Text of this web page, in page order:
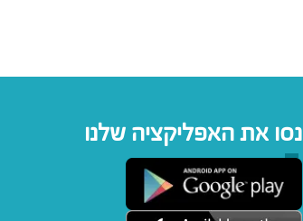
נסו את האפליקציה שלנו